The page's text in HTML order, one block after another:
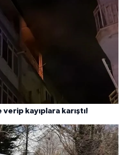
kayıplara karıştı!